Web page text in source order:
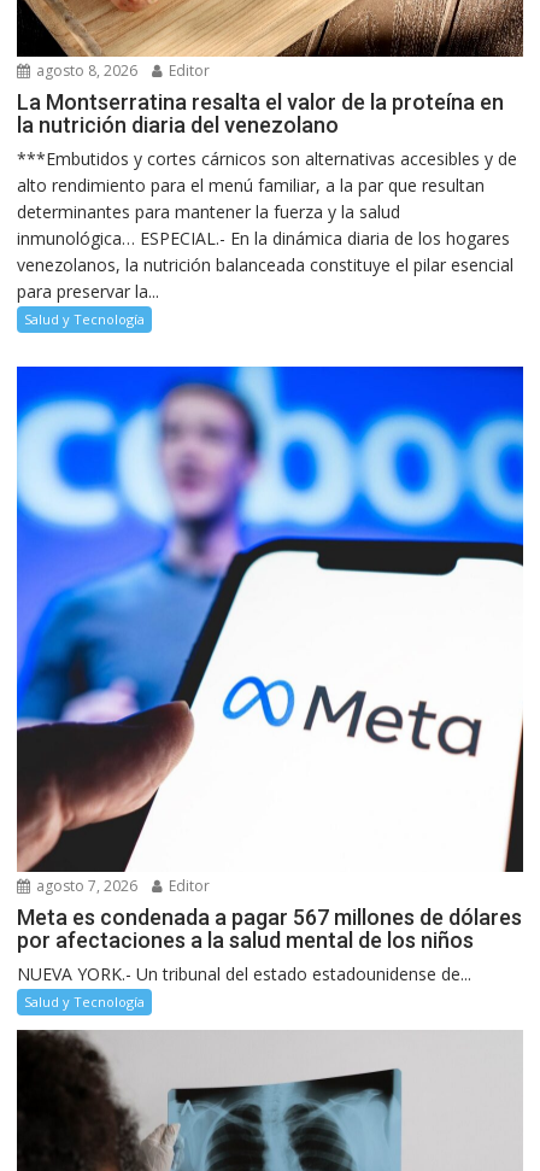
agosto 8, 2026 Editor
La Montserratina resalta el valor de la proteína en
la nutrición diaria del venezolano
***Embutidos y cortes cárnicos son alternativas accesibles y de
alto rendimiento para el menú familiar, a la par que resultan
determinantes para mantener la fuerza y la salud
inmunológica… ESPECIAL.- En la dinámica diaria de los hogares
venezolanos, la nutrición balanceada constituye el pilar esencial
para preservar la...
Salud y Tecnología
agosto 7, 2026 Editor
Meta es condenada a pagar 567 millones de dólares
por afectaciones a la salud mental de los niños
NUEVA YORK.- Un tribunal del estado estadounidense de...
Salud y Tecnología